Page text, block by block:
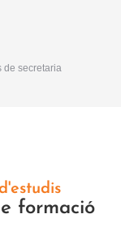
de secretaria
formació